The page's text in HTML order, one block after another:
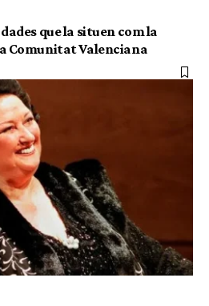
que la situen com la
Comunitat Valenciana